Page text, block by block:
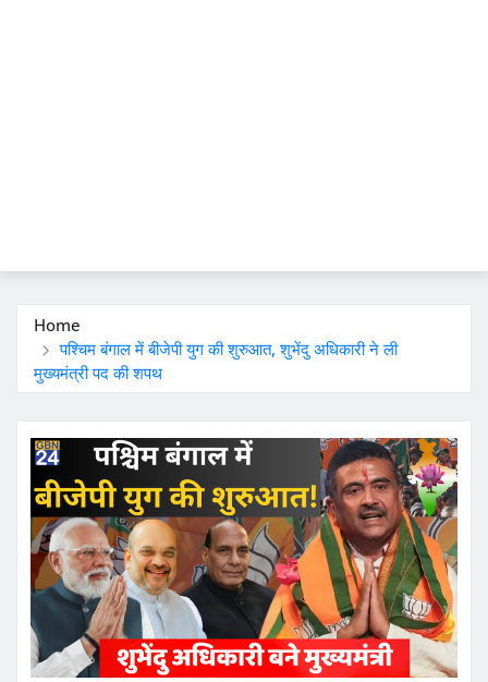
Home
पश्चिम बंगाल में बीजेपी युग की शुरुआत, शुभेंदु अधिकारी ने ली
मुख्यमंत्री पद की शपथ